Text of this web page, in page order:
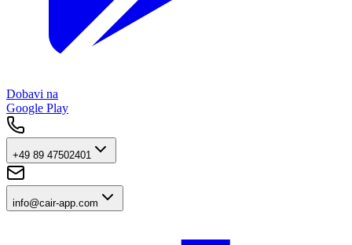
Dobavi na
Google Play
+49 89 47502401
info@cair-app.com